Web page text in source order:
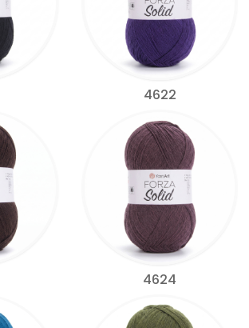
4622
4624